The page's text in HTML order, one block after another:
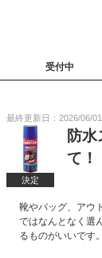
受付中
最終更新日：2026/06/01
決定
防
て！
靴やバッグ、アウ
ではなんとなく選
るものがいいです